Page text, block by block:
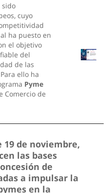
sido
cuyo
ha puesto en
el objetivo
del
de las
ello ha
Pyme
Comercio de
19 de noviembre,
las bases
de
a impulsar la
en la